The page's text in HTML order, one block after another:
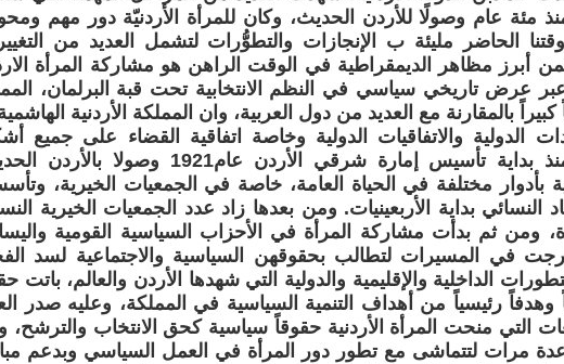
مئة عام وصولًا للأردن الحديث، وكان للمرأة الأردنيّة دور مهم
الحاضر مليئة ب الإنجازات والتطوُّرات لتشمل العديد من
فمن أبرز مظاهر الديمقراطية في الوقت الراهن هو مشاركة المرأة
عرض تاريخي سياسي في النظم الانتخابية تحت قبة البرلمان،
بالمقارنة مع العديد من دول العربية، وان المملكة الأردنية
الدولية والاتفاقيات الدولية وخاصة اتفاقية القضاء على جميع
التمييز ضد المرأة. منذ بداية تأسيس إمارة شرقي الأردن عام1921 وصولا
بأدوار مختلفة في الحياة العامة، خاصة في الجمعيات الخيرية،
النسائي بداية الأربعينيات. ومن بعدها زاد عدد الجمعيات الخيرية
ومن ثم بدأت مشاركة المرأة في الأحزاب السياسية القومية
في المسيرات لتطالب بحقوقهن السياسية والاجتماعية لسد
الداخلية والإقليمية والدولية التي شهدها الأردن والعالم، باتت
وهدفاً رئيسياً من أهداف التنمية السياسية في المملكة، وعليه صدر
التي منحت المرأة الأردنية حقوقاً سياسية كحق الانتخاب والترشح،
عدة مرات لتتماشى مع تطور دور المرأة في العمل السياسي وبدعم